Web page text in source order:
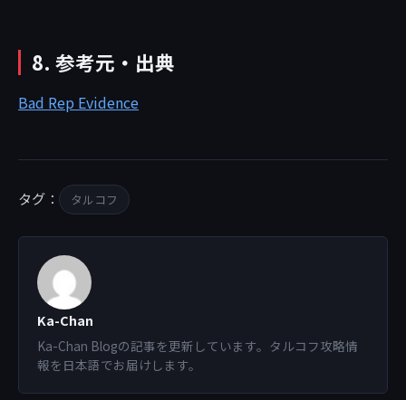
8. 参考元・出典
Bad Rep Evidence
タグ： タルコフ
Ka-Chan
Ka-Chan Blogの記事を更新しています。タルコフ攻略情
報を日本語でお届けします。